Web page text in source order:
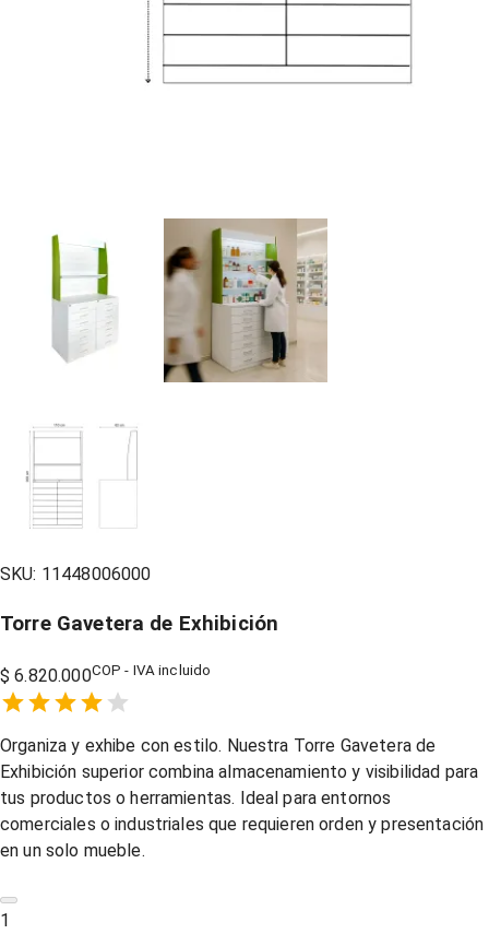
SKU: 11448006000
Torre Gavetera de Exhibición
$ 6.820.000COP - IVA incluido
1 Star,
2 Stars,
3 Stars,
4 Stars,
5 Stars,
Organiza y exhibe con estilo. Nuestra Torre Gavetera de
Exhibición superior combina almacenamiento y visibilidad para
tus productos o herramientas. Ideal para entornos
comerciales o industriales que requieren orden y presentación
en un solo mueble.
1